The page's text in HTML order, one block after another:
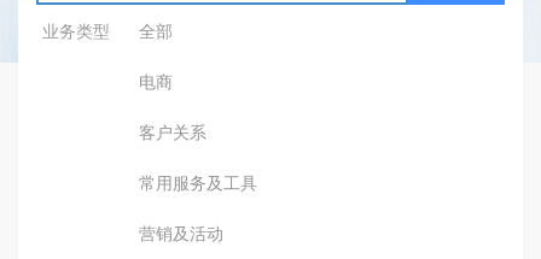
业务类型
全部
电商
客户关系
常用服务及工具
营销及活动